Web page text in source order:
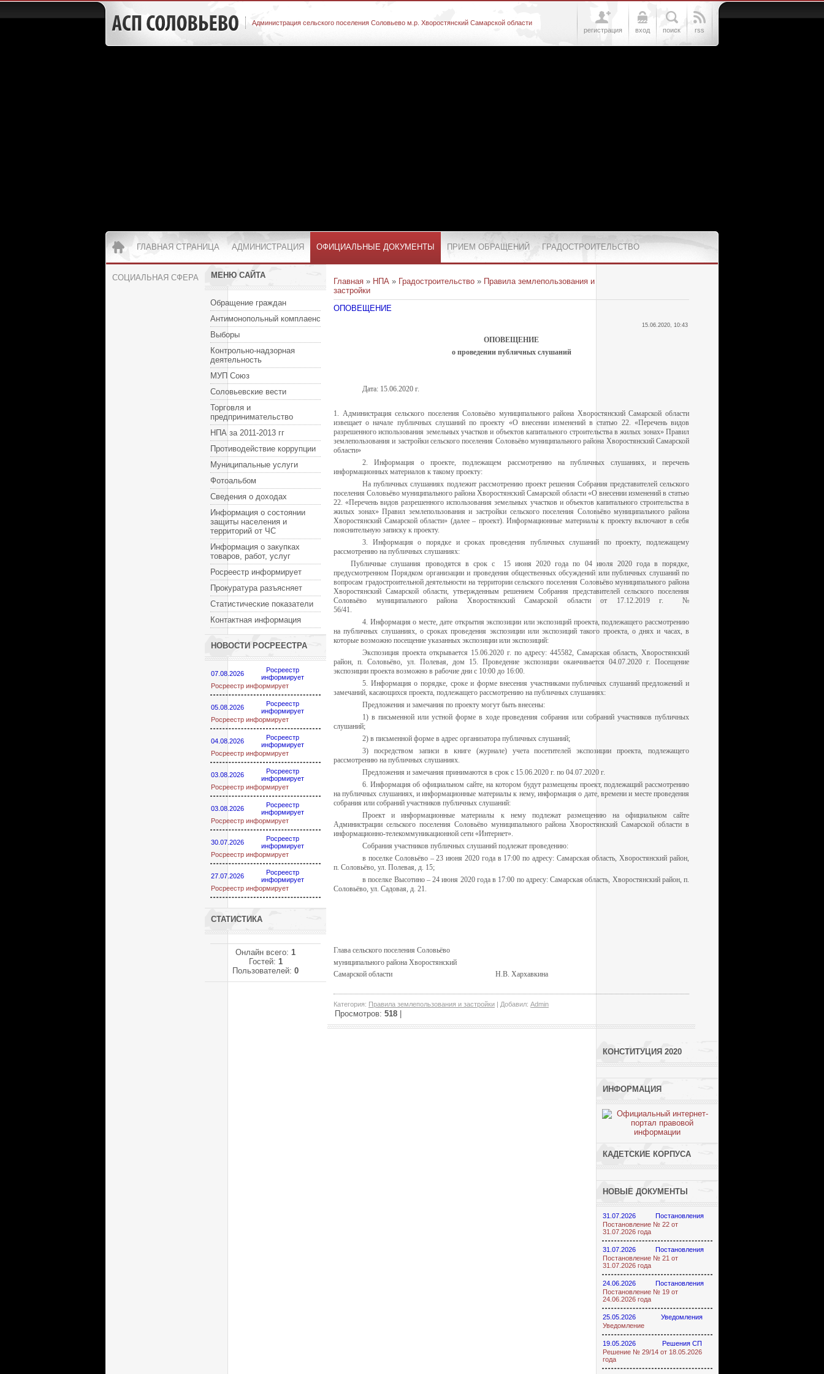
Администрация сельского поселения Соловьево м.р. Хворостянский Самарской области
регистрация
вход поиск rss
ГЛАВНАЯ СТРАНИЦА АДМИНИСТРАЦИЯ ОФИЦИАЛЬНЫЕ ДОКУМЕНТЫ ПРИЕМ ОБРАЩЕНИЙ ГРАДОСТРОИТЕЛЬСТВО
СОЦИАЛЬНАЯ СФЕРА МЕНЮ САЙТА
Обращение граждан
Антимонопольный комплаенс
Выборы
Контрольно-надзорная
деятельность
МУП Союз
Соловьевские вести
Торговля и
предпринимательство
НПА за 2011-2013 гг
Противодействие коррупции
Муниципальные услуги
Фотоальбом
Сведения о доходах
Информация о состоянии
защиты населения и
территорий от ЧС
Информация о закупках
товаров, работ, услуг
Росреестр информирует
Прокуратура разъясняет
Статистические показатели
Контактная информация
НОВОСТИ РОСРЕЕСТРА
07.08.2026
Росреестр
информирует
Росреестр информирует
05.08.2026
Росреестр
информирует
Росреестр информирует
04.08.2026
Росреестр
информирует
Росреестр информирует
03.08.2026
Росреестр
информирует
Росреестр информирует
03.08.2026
Росреестр
информирует
Росреестр информирует
30.07.2026
Росреестр
информирует
Росреестр информирует
27.07.2026
Росреестр
информирует
Росреестр информирует
СТАТИСТИКА
Онлайн всего: 1
Гостей: 1
Пользователей: 0
Главная » НПА » Градостроительство » Правила землепользования и
застройки
ОПОВЕЩЕНИЕ
15.06.2020, 10:43
ОПОВЕЩЕНИЕ
о проведении публичных слушаний
Дата: 15.06.2020 г.
1. Администрация сельского поселения Соловьёво муниципального района Хворостянский Самарской области
извещает о начале публичных слушаний по проекту «О внесении изменений в статью 22. «Перечень видов
разрешенного использования земельных участков и объектов капитального строительства в жилых зонах» Правил
землепользования и застройки сельского поселения Соловьёво муниципального района Хворостянский Самарской
области»
2. Информация о проекте, подлежащем рассмотрению на публичных слушаниях, и перечень
информационных материалов к такому проекту:
На публичных слушаниях подлежит рассмотрению проект решения Собрания представителей сельского
поселения Соловьёво муниципального района Хворостянский Самарской области «О внесении изменений в статью
22. «Перечень видов разрешенного использования земельных участков и объектов капитального строительства в
жилых зонах» Правил землепользования и застройки сельского поселения Соловьёво муниципального района
Хворостянский Самарской области» (далее – проект). Информационные материалы к проекту включают в себя
пояснительную записку к проекту.
3. Информация о порядке и сроках проведения публичных слушаний по проекту, подлежащему
рассмотрению на публичных слушаниях:
Публичные слушания проводятся в срок с 15 июня 2020 года по 04 июля 2020 года в порядке,
предусмотренном Порядком организации и проведения общественных обсуждений или публичных слушаний по
вопросам градостроительной деятельности на территории сельского поселения Соловьёво муниципального района
Хворостянский Самарской области, утвержденным решением Собрания представителей сельского поселения
Соловьёво муниципального района Хворостянский Самарской области от 17.12.2019 г. №
56/41.
4. Информация о месте, дате открытия экспозиции или экспозиций проекта, подлежащего рассмотрению
на публичных слушаниях, о сроках проведения экспозиции или экспозиций такого проекта, о днях и часах, в
которые возможно посещение указанных экспозиции или экспозиций:
Экспозиция проекта открывается 15.06.2020 г. по адресу: 445582, Самарская область, Хворостянский
район, п. Соловьёво, ул. Полевая, дом 15. Проведение экспозиции оканчивается 04.07.2020 г. Посещение
экспозиции проекта возможно в рабочие дни с 10:00 до 16:00.
5. Информация о порядке, сроке и форме внесения участниками публичных слушаний предложений и
замечаний, касающихся проекта, подлежащего рассмотрению на публичных слушаниях:
Предложения и замечания по проекту могут быть внесены:
1) в письменной или устной форме в ходе проведения собрания или собраний участников публичных
слушаний;
2) в письменной форме в адрес организатора публичных слушаний;
3) посредством записи в книге (журнале) учета посетителей экспозиции проекта, подлежащего
рассмотрению на публичных слушаниях.
Предложения и замечания принимаются в срок с 15.06.2020 г. по 04.07.2020 г.
6. Информация об официальном сайте, на котором будут размещены проект, подлежащий рассмотрению
на публичных слушаниях, и информационные материалы к нему, информация о дате, времени и месте проведения
собрания или собраний участников публичных слушаний:
Проект и информационные материалы к нему подлежат размещению на официальном сайте
Администрации сельского поселения Соловьёво муниципального района Хворостянский Самарской области в
информационно-телекоммуникационной сети «Интернет».
Собрания участников публичных слушаний подлежат проведению:
в поселке Соловьёво – 23 июня 2020 года в 17:00 по адресу: Самарская область, Хворостянский район,
п. Соловьёво, ул. Полевая, д. 15;
в поселке Высотино – 24 июня 2020 года в 17:00 по адресу: Самарская область, Хворостянский район, п.
Соловьёво, ул. Садовая, д. 21.
Глава сельского поселения Соловьёво
муниципального района Хворостянский
Самарской области Н.В. Хархавкина
Категория: Правила землепользования и застройки | Добавил: Admin
Просмотров: 518
КОНСТИТУЦИЯ 2020
ИНФОРМАЦИЯ
КАДЕТСКИЕ КОРПУСА
НОВЫЕ ДОКУМЕНТЫ
31.07.2026
Постановления
Постановление № 22 от
31.07.2026 года
31.07.2026
Постановления
Постановление № 21 от
31.07.2026 года
24.06.2026
Постановления
Постановление № 19 от
24.06.2026 года
25.05.2026
Уведомления
Уведомление
19.05.2026
Решения СП
Решение № 29/14 от 18.05.2026
года